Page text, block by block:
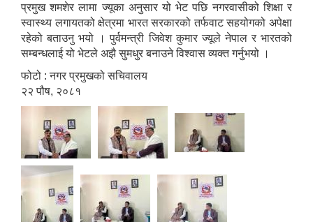
प्रमुख शमशेर लामा ज्यूका अनुसार यो भेट पछि नगरवासीको शिक्षा र
स्वास्थ्य लगायतको क्षेत्रमा भारत सरकारको तर्फवाट सहयोगको अपेक्षा
रहेको बताउनु भयो । पुर्वमन्त्री जिवेश कुमार ज्यूले नेपाल र भारतको
सम्बन्धलाई यो भेटले अझै सुमधुर बनाउने विश्वास व्यक्त गर्नुभयो ।
फोटो : नगर प्रमुखको सचिवालय
२२ पौष, २०८१